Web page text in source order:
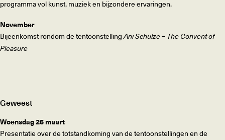
programma vol kunst, muziek en bijzondere ervaringen.
November
Bijeenkomst rondom de tentoonstellingAni Schulze – The Convent of
Pleasure
Geweest
Woensdag 25 maart
Presentatie over de totstandkoming van de tentoonstellingen en de